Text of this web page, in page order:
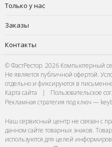
Только у нас
Заказы
Контакты
© ФастРестор. 2026 Компьютерный
Не является публичной офертой.
отдельно и фиксируются в
Карта сайта
| Пользовательское
Рекламная стратегия под ключ —
Наш сервисный центр не связан с
данном сайте товарных знаков.
используются для целей